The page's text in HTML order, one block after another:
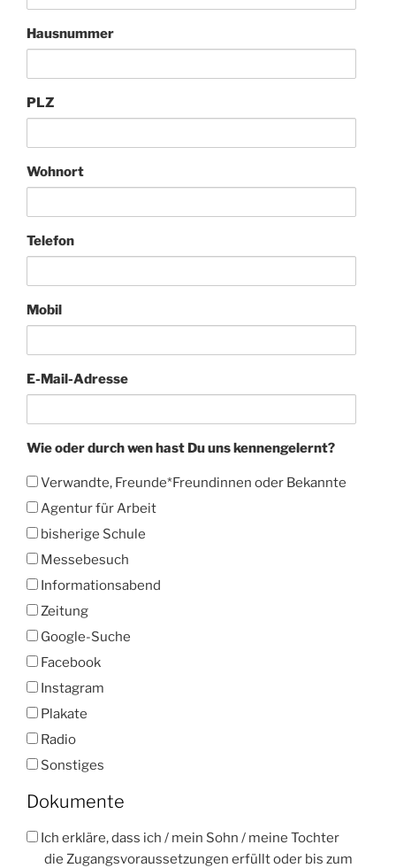
Hausnummer
PLZ
Wohnort
Telefon
Mobil
E-Mail-Adresse
Wie oder durch wen hast Du uns kennengelernt?
Verwandte, Freunde*Freundinnen oder Bekannte
Agentur für Arbeit
bisherige Schule
Messebesuch
Informationsabend
Zeitung
Google-Suche
Facebook
Instagram
Plakate
Radio
Sonstiges
Dokumente
Angaben
vollständig
Ich erkläre, dass ich / mein Sohn / meine Tochter
die Zugangsvoraussetzungen erfüllt oder bis zum